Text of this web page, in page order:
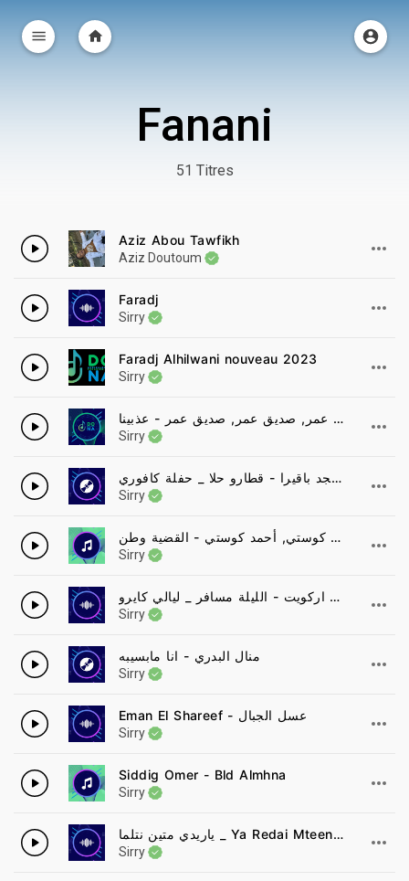
Fanani
51 Titres
Aziz Abou Tawfikh
Aziz Doutoum
Faradj
Sirry
Faradj Alhilwani nouveau 2023
Sirry
صديق عمر, صديق عمر, صديق عمر - عذبينا
Sirry
امجد باقيرا - قطارو حلا _ حفلة كافوري _ New اغاني سودانية 2021
Sirry
ايمان الشريف, احمد كوستي, أحمد كوستي - القضية وطن
Sirry
الدون درديري & عمر اركويت - الليلة مسافر _ ليالي كايرو _ NEW اغاني سودانية 2021
Sirry
منال البدري - انا مابسيبه
Sirry
Eman El Shareef - عسل الجبال
Sirry
Siddig Omer - Bld Almhna
Sirry
ياريدي متين نتلما _ Ya Redai Mteen Netlama - عوضيه عذاب _ _ New 2021 _ _ أغاني سودانيه 2021
Sirry